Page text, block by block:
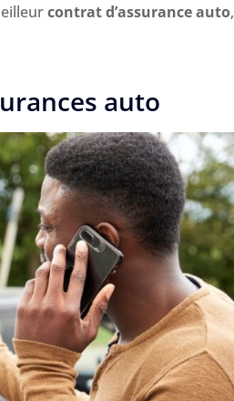
contrat d’assurance auto,
auto